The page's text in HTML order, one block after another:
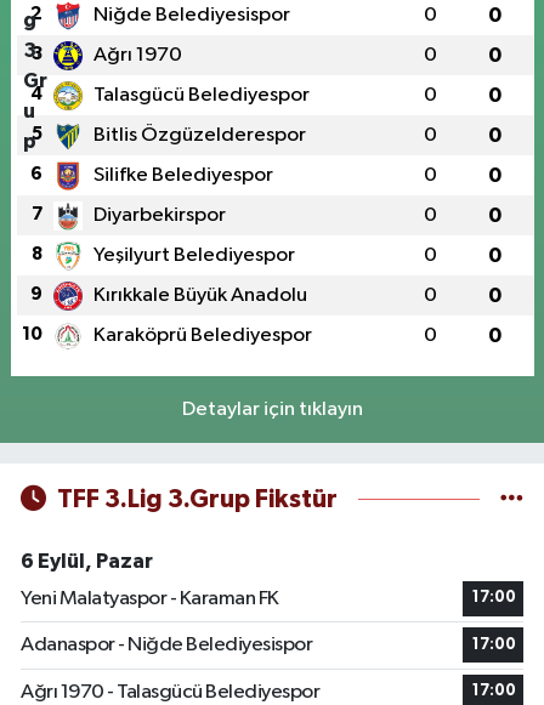
2 Niğde Belediyesispor 0 0
3 Ağrı 1970 0 0
4 Talasgücü Belediyespor 0 0
5 Bitlis Özgüzelderespor 0 0
6 Silifke Belediyespor 0 0
7 Diyarbekirspor 0 0
8 Yeşilyurt Belediyespor 0 0
9 Kırıkkale Büyük Anadolu 0 0
10 Karaköprü Belediyespor 0 0
Detaylar için tıklayın
TFF 3.Lig 3.Grup Fikstür
6 Eylül, Pazar
Yeni Malatyaspor - Karaman FK
17:00
Adanaspor - Niğde Belediyesispor 17:00
Ağrı 1970 - Talasgücü Belediyespor 17:00